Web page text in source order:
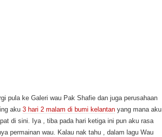
pula ke Galeri wau Pak Shafie dan juga perusahaan
aku 3 hari 2 malam di bumi kelantan yang mana aku
di sini. Iya , tiba pada hari ketiga ini pun aku rasa
permainan wau. Kalau nak tahu , dalam lagu Wau